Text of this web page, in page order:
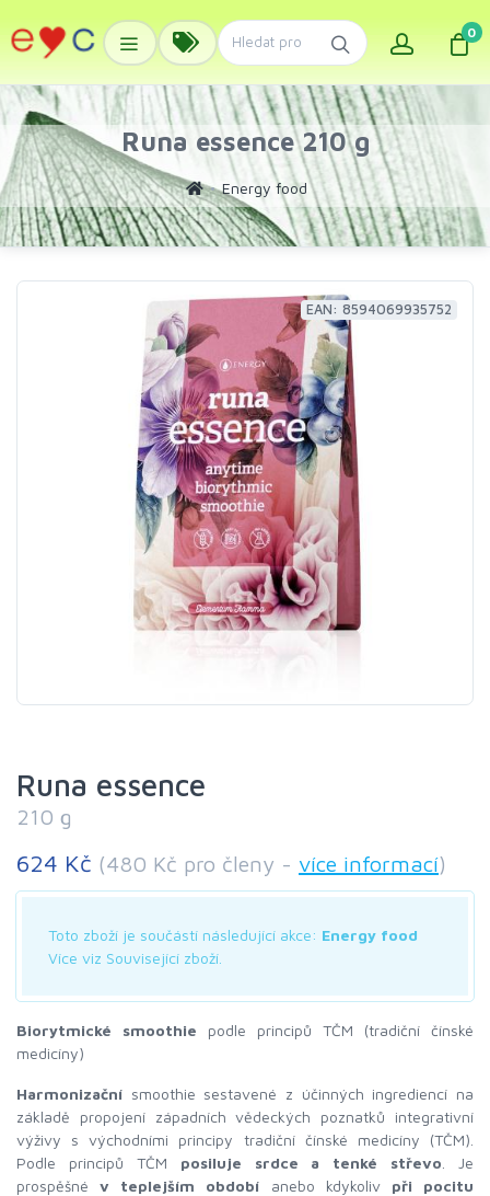
0
Runa essence 210 g
Energy food
EAN: 8594069935752
Runa essence
210 g
624 Kč (480 Kč pro členy - více informací)
Toto zboží je součástí následující akce: Energy food
Více viz Související zboží.
Biorytmické smoothie podle principů TČM (tradiční čínské
medicíny)
Harmonizační smoothie sestavené z účinných ingrediencí na
základě propojení západních vědeckých poznatků integrativní
výživy s východními principy tradiční čínské medicíny (TČM).
Podle principů TČM posiluje srdce a tenké střevo . Je
prospěšnév teplejším období anebo kdykoliv při pocitu